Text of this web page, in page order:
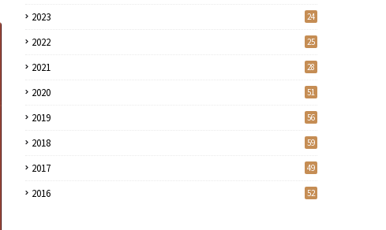
2023 24
2022 25
2021 28
2020 51
2019 56
2018 59
2017 49
2016 52